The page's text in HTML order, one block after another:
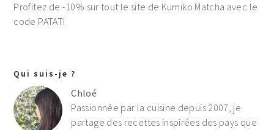
Profitez de -10% sur tout le site de Kumiko Matcha avec le
code PATATI
Qui suis-je ?
Chloé
Passionnée par la cuisine depuis 2007, je
partage des recettes inspirées des pays que